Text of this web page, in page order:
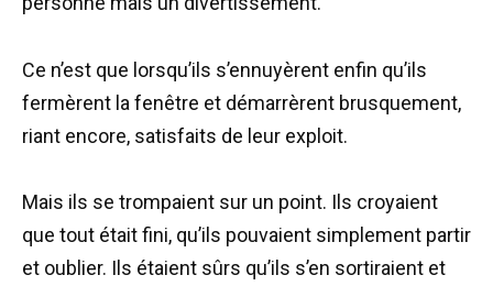
Ce n’est que lorsqu’ils s’ennuyèrent enfin qu’ils
fermèrent la fenêtre et démarrèrent brusquement,
riant encore, satisfaits de leur exploit.
Mais ils se trompaient sur un point. Ils croyaient
que tout était fini, qu’ils pouvaient simplement partir
et oublier. Ils étaient sûrs qu’ils s’en sortiraient et